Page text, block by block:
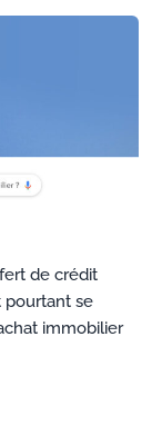
de crédit
pourtant se
immobilier